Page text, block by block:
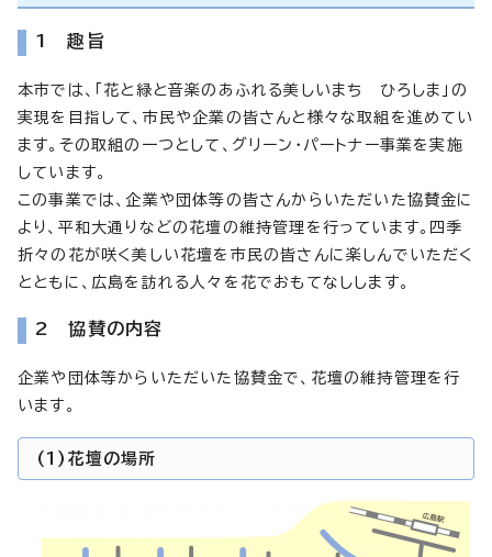
1 趣旨
本市では、「花と緑と音楽のあふれる美しいまち ひろしま」の
実現を目指して、市民や企業の皆さんと様々な取組を進めてい
ます。その取組の一つとして、グリーン・パートナー事業を実施
しています。
この事業では、企業や団体等の皆さんからいただいた協賛金に
より、平和大通りなどの花壇の維持管理を行っています。四季
折々の花が咲く美しい花壇を市民の皆さんに楽しんでいただく
とともに、広島を訪れる人々を花でおもてなしします。
2 協賛の内容
企業や団体等からいただいた協賛金で、花壇の維持管理を行
います。
(1)花壇の場所